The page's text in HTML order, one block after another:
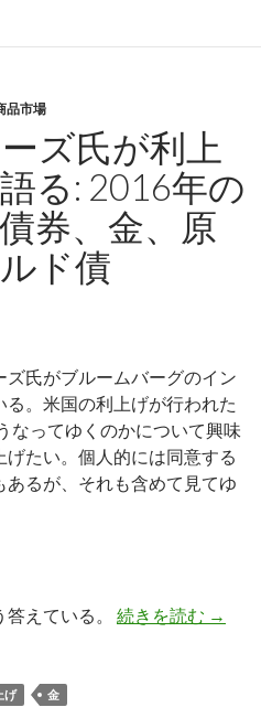
品市場
ズ氏が利上
る: 2016年の
券、金、原
ド債
氏がブルームバーグのイン
る。米国の利上げが行われた
なってゆくのかについて興味
たい。個人的には同意する
るが、それも含めて見てゆ
えている。 続きを読む ジム
→
げ 金